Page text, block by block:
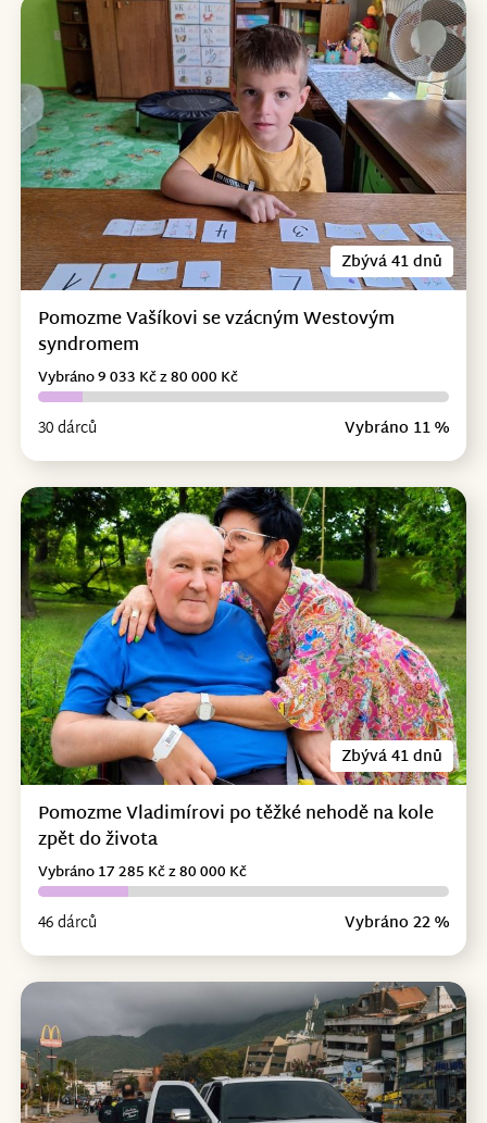
Zbývá 41 dnů
Pomozme Vašíkovi se vzácným Westovým
syndromem
30 dárců Vybráno 11 %
Vybráno 9 033 Kč z 80 000 Kč
Zbývá 41 dnů
Pomozme Vladimírovi po těžké nehodě na kole
zpět do života
46 dárců Vybráno 22 %
Vybráno 17 285 Kč z 80 000 Kč